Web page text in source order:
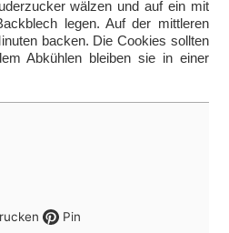
wälzen und auf ein mit
legen. Auf der mittleren
backen. Die Cookies sollten
Abkühlen bleiben sie in einer
Pin